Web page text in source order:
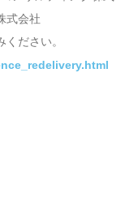
式会社
ださい。